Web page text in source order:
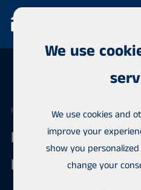
HABITA KOUVOLA
Real Estate
We use
We use cookies and
improve your
show you
change your